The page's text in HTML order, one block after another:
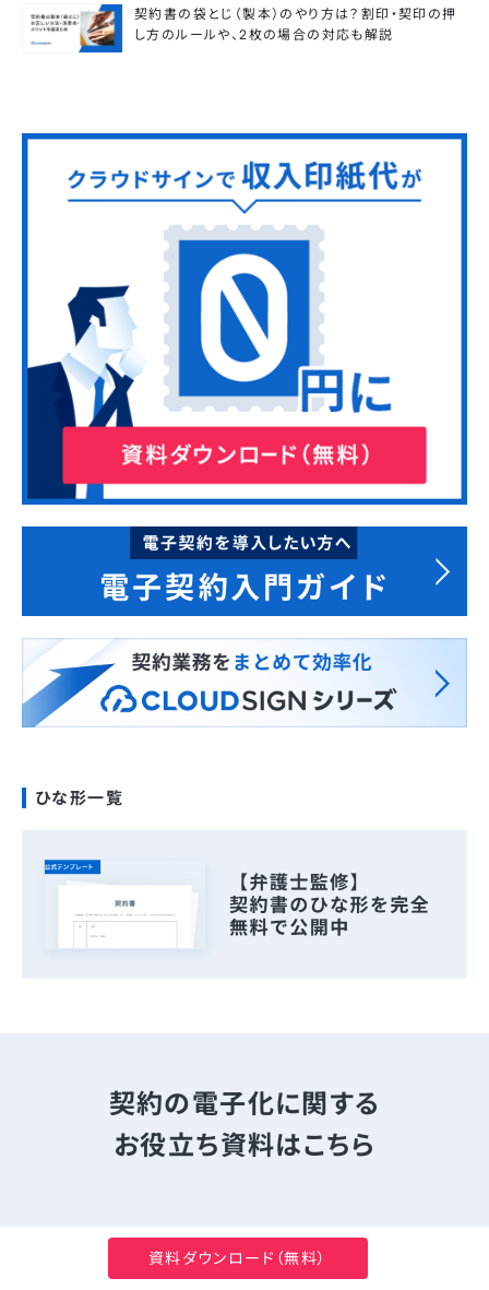
契約書の袋とじ（製本）のやり方は？割印・契印の押
し方のルールや、2枚の場合の対応も解説
ひな形一覧
契約の電子化に関する
お役立ち資料はこちら
資料ダウンロード（無料）